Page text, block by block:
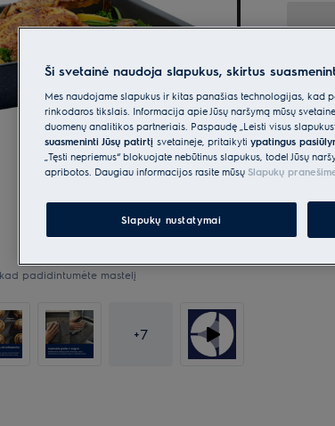
padidintumėte mastelį
+7
Ši svetainė naudoja slapukus, skirtus
Mes naudojame slapukus ir kitas panašias technologijas, kad
rinkodaros tikslais. Informacija apie Jūsų naršymą mūsų
duomenų analitikos partneriais. Paspaudę „Leisti visus
suasmeninti Jūsų patirtį svetainėje, pritaikyti ypatingus
„Tęsti nepriėmus“ blokuojate nebūtinus slapukus, todėl Jūsų
apribotos. Daugiau informacijos rasite mūsų Slapukų
Slapukų nustatymai